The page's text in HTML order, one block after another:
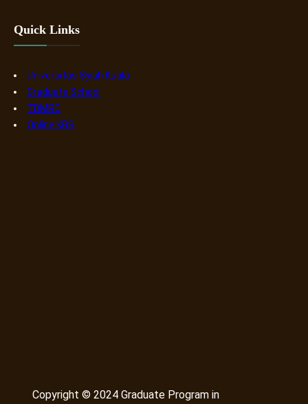
Quick Links
Universitas Syiah Kuala
Graduate School
TDMRC
Online KRS
Copyright © 2024 Graduate Program in